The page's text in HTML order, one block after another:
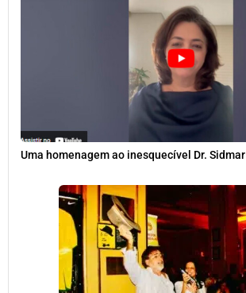
Uma homenagem ao inesquecível Dr. Sidmar